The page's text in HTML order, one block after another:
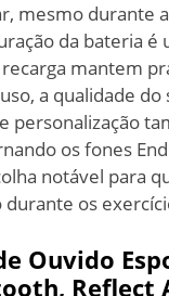
mesmo durante
da bateria
mantem
a qualidade do
personalização
os fones
notável para
os
Ouvido
Reflect